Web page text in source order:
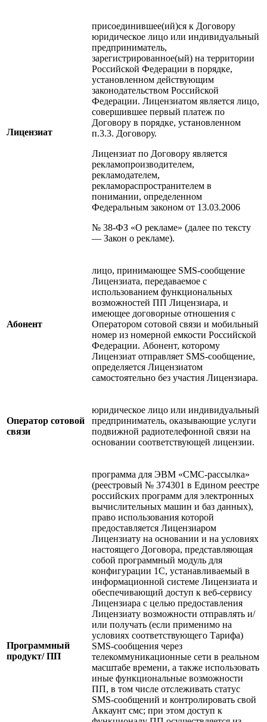
Лицензиат
присоединившее(ий)ся к Договору
юридическое лицо или индивидуальный
предприниматель,
зарегистрированное(ый) на территории
Российской Федерации в порядке,
установленном действующим
законодательством Российской
Федерации. Лицензиатом является лицо,
совершившее первый платеж по
Договору в порядке, установленном
п.3.3. Договору.
Лицензиат по Договору является
рекламопроизводителем,
рекламодателем,
рекламораспространителем в
понимании, определенном
Федеральным законом от 13.03.2006
№ 38-ФЗ «О рекламе» (далее по тексту
— Закон о рекламе).
Абонент
лицо, принимающее SMS-сообщение
Лицензиата, передаваемое с
использованием функциональных
возможностей ПП Лицензиара, и
имеющее договорные отношения с
Оператором сотовой связи и мобильный
номер из номерной емкости Российской
Федерации. Абонент, которому
Лицензиат отправляет SMS-сообщение,
определяется Лицензиатом
самостоятельно без участия Лицензиара.
Оператор сотовой
связи
юридическое лицо или индивидуальный
предприниматель, оказывающие услуги
подвижной радиотелефонной связи на
основании соответствующей лицензии.
Программный
продукт/ ПП
программа для ЭВМ «СМС-рассылка»
(реестровый № 374301 в Едином реестре
российских программ для электронных
вычислительных машин и баз данных),
право использования которой
предоставляется Лицензиаром
Лицензиату на основании и на условиях
настоящего Договора, представляющая
собой программный модуль для
конфигурации 1С, устанавливаемый в
информационной системе Лицензиата и
обеспечивающий доступ к веб-сервису
Лицензиара с целью предоставления
Лицензиату возможности отправлять и/
или получать (если применимо на
условиях соответствующего Тарифа)
SMS-сообщения через
телекоммуникационные сети в реальном
масштабе времени, а также использовать
иные функциональные возможности
ПП, в том числе отслеживать статус
SMS-сообщений и контролировать свой
Аккаунт смс; при этом доступ к